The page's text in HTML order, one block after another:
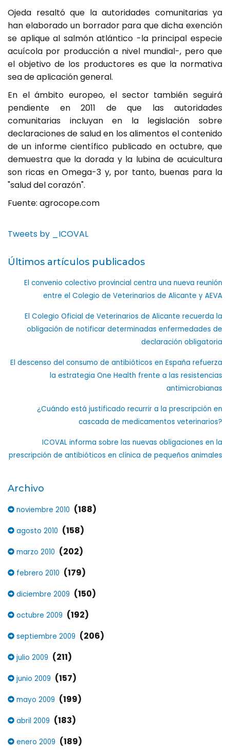
Ojeda resaltó que la autoridades comunitarias ya
han elaborado un borrador para que dicha exención
se aplique al salmón atlántico -la principal especie
acuícola por producción a nivel mundial-, pero que
el objetivo de los productores es que la normativa
sea de aplicación general.
En el ámbito europeo, el sector también seguirá
pendiente en 2011 de que las autoridades
comunitarias incluyan en la legislación sobre
declaraciones de salud en los alimentos el contenido
de un informe científico publicado en octubre, que
demuestra que la dorada y la lubina de acuicultura
son ricas en Omega-3 y, por tanto, buenas para la
"salud del corazón".
Fuente: agrocope.com
Tweets by _ICOVAL
Últimos artículos publicados
El convenio colectivo provincial centra una nueva reunión
entre el Colegio de Veterinarios de Alicante y AEVA
El Colegio Oficial de Veterinarios de Alicante recuerda la
obligación de notificar determinadas enfermedades de
declaración obligatoria
El descenso del consumo de antibióticos en España refuerza
la estrategia One Health frente a las resistencias
antimicrobianas
¿Cuándo está justificado recurrir a la prescripción en
cascada de medicamentos veterinarios?
ICOVAL informa sobre las nuevas obligaciones en la
prescripción de antibióticos en clínica de pequeños animales
Archivo
noviembre 2010 (188)
agosto 2010 (158)
marzo 2010 (202)
febrero 2010 (179)
diciembre 2009 (150)
octubre 2009 (192)
septiembre 2009 (206)
julio 2009 (211)
junio 2009 (157)
mayo 2009 (199)
abril 2009 (183)
enero 2009 (189)